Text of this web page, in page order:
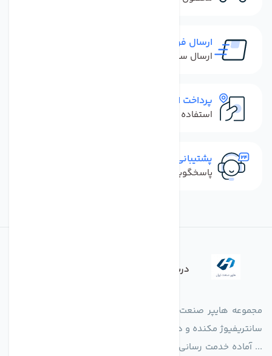
ارسال فوری
ارسال سفارش در کمترین زمان ممکن
پرداخت امن
استفاده از روش‌های پرداخت امن
پشتیبانی سریع
پاسخگویی سریع به تماس‌ها و پیام‌ها
درباره فروشگاه
مجموعه هایپر صنعت ایران در امر تولید و واردات انواع فن های
سانتریفیوژ مکنده و دمنده آکسیال، سقفی، بین کانالی، مرغداری و
... آماده خدمت رسانی به شرکت های تولیدی، صنعتی و ساختمانی